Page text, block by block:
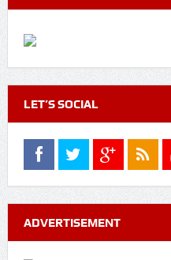
LET’S SOCIAL
ADVERTISEMENT